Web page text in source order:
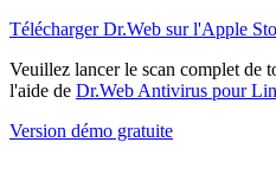
Télécharger Dr.Web sur l'Apple
Veuillez lancer le scan complet de
l'aide de Dr.Web Antivirus pour
Version démo gratuite